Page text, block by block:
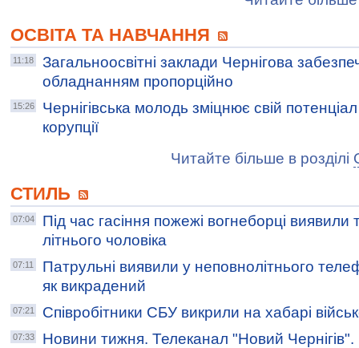
ОСВІТА ТА НАВЧАННЯ
11:18
Загальноосвітні заклади Чернігова
обладнанням пропорційно
15:26
Чернігівська молодь зміцнює свій
корупції
Читайте більше в розділі
СТИЛЬ
07:04
Під час гасіння пожежі вогнеборці виявили
літнього чоловіка
07:11
Патрульні виявили у неповнолітнього
як викрадений
07:21 Співробітники СБУ викрили на хабарі
07:33 Новини тижня. Телеканал "Новий